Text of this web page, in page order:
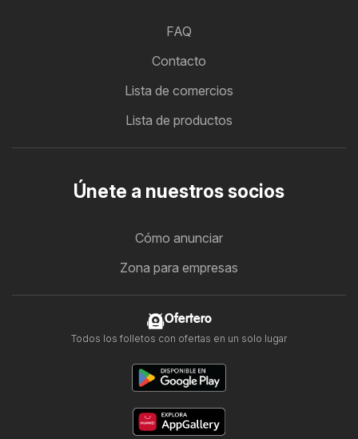
FAQ
Contacto
Lista de comercios
Lista de productos
Únete a nuestros socios
Cómo anunciar
Zona para empresas
Ofertero
Todos los folletos con ofertas en un solo lugar